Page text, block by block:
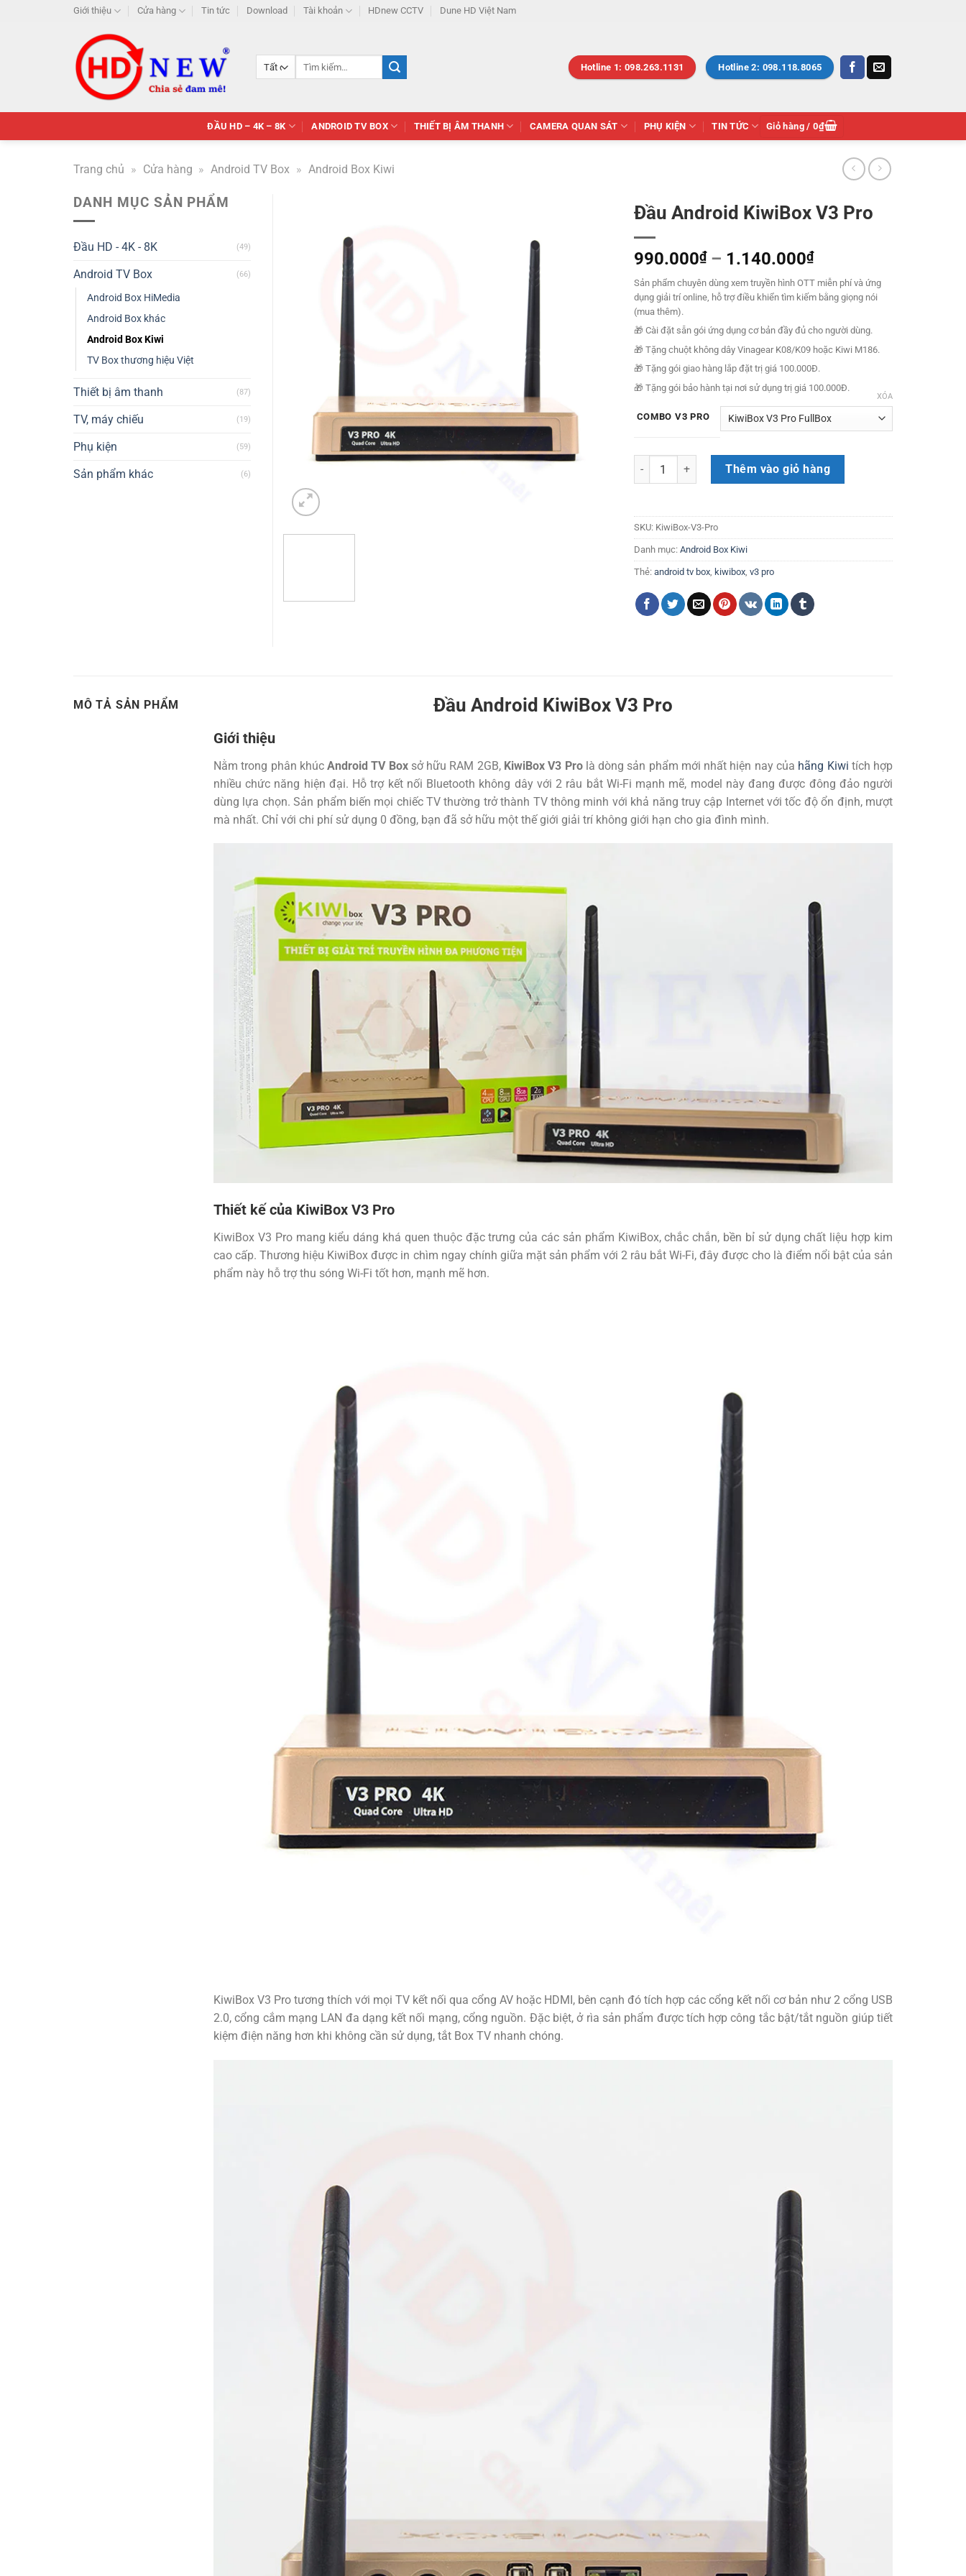
Giới thiệu Cửa hàng Tin tức Download Tài khoản HDnew CCTV Dune HD Việt Nam
Hotline 1: 098.263.1131 Hotline 2: 098.118.8065
ĐẦU HD – 4K – 8K ANDROID TV BOX THIẾT BỊ ÂM THANH CAMERA QUAN SÁT PHỤ KIỆN TIN TỨC Giỏ hàng /0₫
Trang chủ » Cửa hàng » Android TV Box » Android Box Kiwi
Đầu Android KiwiBox V3 Pro
990.000₫ – 1.140.000₫Khoảng
giá:
từ
đến
1.140.000₫
Sản phẩm chuyên dùng xem truyền hình OTT miễn phí và ứng
dụng giải trí online, hỗ trợ điều khiển tìm kiếm bằng giọng nói
(mua thêm).
🎁 Cài đặt sẵn gói ứng dụng cơ bản đầy đủ cho người dùng.
🎁 Tặng chuột không dây Vinagear K08/K09 hoặc Kiwi M186.
🎁 Tặng gói giao hàng lắp đặt trị giá 100.000Đ.
🎁 Tặng gói bảo hành tại nơi sử dụng trị giá 100.000Đ.
COMBO V3 PRO
XÓA
Đầu Android KiwiBox V3 Pro số lượng
Thêm vào giỏ hàng
SKU: KiwiBox-V3-Pro
Danh mục: Android Box Kiwi
Thẻ: android tv box kiwibox v3 pro
DANH MỤC SẢN PHẨM
Đầu HD - 4K - 8K (49)
Android TV Box (66)
Android Box HiMedia
Android Box khác
Android Box Kiwi
TV Box thương hiệu Việt
Thiết bị âm thanh (87)
TV, máy chiếu (19)
Phụ kiện (59)
Sản phẩm khác (6)
MÔ TẢ SẢN PHẨM Đầu Android KiwiBox V3 Pro
Giới thiệu
Nằm trong phân khúcAndroid TV Boxsở hữu RAM 2GB, KiwiBox V3 Prolà dòng sản phẩm mới nhất hiện nay của hãng Kiwi tích hợp
nhiều chức năng hiện đại. Hỗ trợ kết nối Bluetooth không dây với 2 râu bắt Wi-Fi mạnh mẽ, model này đang được đông đảo người
dùng lựa chọn. Sản phẩm biến mọi chiếc TV thường trở thành TV thông minh với khả năng truy cập Internet với tốc độ ổn định, mượt
mà nhất. Chỉ với chi phí sử dụng 0 đồng, bạn đã sở hữu một thế giới giải trí không giới hạn cho gia đình mình.
Thiết kế của KiwiBox V3 Pro
KiwiBox V3 Pro mang kiểu dáng khá quen thuộc đặc trưng của các sản phẩm KiwiBox, chắc chắn, bền bỉ sử dụng chất liệu hợp kim
cao cấp. Thương hiệu KiwiBox được in chìm ngay chính giữa mặt sản phẩm với 2 râu bắt Wi-Fi, đây được cho là điểm nổi bật của sản
phẩm này hỗ trợ thu sóng Wi-Fi tốt hơn, mạnh mẽ hơn.
KiwiBox V3 Pro tương thích với mọi TV kết nối qua cổng AV hoặc HDMI, bên cạnh đó tích hợp các cổng kết nối cơ bản như 2 cổng USB
2.0, cổng cắm mạng LAN đa dạng kết nối mạng, cổng nguồn. Đặc biệt, ở rìa sản phẩm được tích hợp công tắc bật/tắt nguồn giúp tiết
kiệm điện năng hơn khi không cần sử dụng, tắt Box TV nhanh chóng.